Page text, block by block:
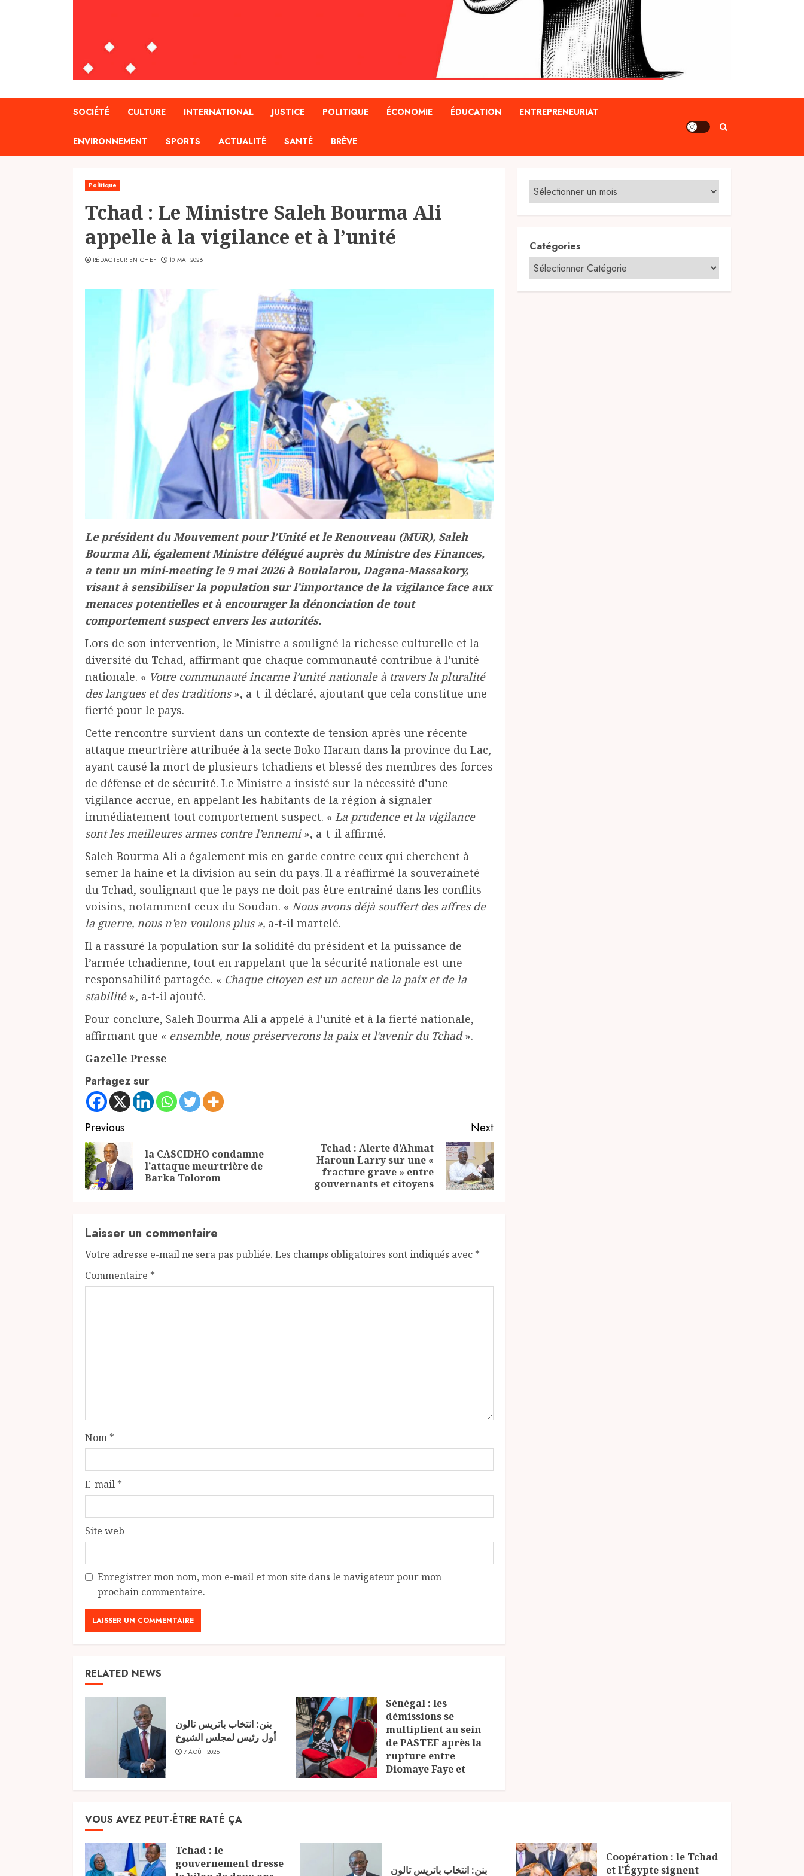
SOCIÉTÉ CULTURE INTERNATIONAL JUSTICE POLITIQUE ÉCONOMIE ÉDUCATION ENTREPRENEURIAT
ENVIRONNEMENT SPORTS ACTUALITÉ SANTÉ BRÈVE
Politique
Tchad : Le Ministre Saleh Bourma Ali
appelle à la vigilance et à l’unité
RÉDACTEUR EN CHEF 10 MAI 2026
Le président du Mouvement pour l’Unité et le Renouveau (MUR), Saleh
Bourma Ali, également Ministre délégué auprès du Ministre des Finances,
a tenu un mini-meeting le 9 mai 2026 à Boulalarou, Dagana-Massakory,
visant à sensibiliser la population sur l’importance de la vigilance face aux
menaces potentielles et à encourager la dénonciation de tout
comportement suspect envers les autorités.
Lors de son intervention, le Ministre a souligné la richesse culturelle et la
diversité du Tchad, affirmant que chaque communauté contribue à l’unité
nationale. « Votre communauté incarne l’unité nationale à travers la pluralité
des langues et des traditions», a-t-il déclaré, ajoutant que cela constitue une
fierté pour le pays.
Cette rencontre survient dans un contexte de tension après une récente
attaque meurtrière attribuée à la secte Boko Haram dans la province du Lac,
ayant causé la mort de plusieurs tchadiens et blessé des membres des forces
de défense et de sécurité. Le Ministre a insisté sur la nécessité d’une
vigilance accrue, en appelant les habitants de la région à signaler
immédiatement tout comportement suspect. « La prudence et la vigilance
sont les meilleures armes contre l’ennemi», a-t-il affirmé.
Saleh Bourma Ali a également mis en garde contre ceux qui cherchent à
semer la haine et la division au sein du pays. Il a réaffirmé la souveraineté
du Tchad, soulignant que le pays ne doit pas être entraîné dans les conflits
voisins, notamment ceux du Soudan. « Nous avons déjà souffert des affres de
la guerre, nous n’en voulons plus », a-t-il martelé.
Il a rassuré la population sur la solidité du président et la puissance de
l’armée tchadienne, tout en rappelant que la sécurité nationale est une
responsabilité partagée. « Chaque citoyen est un acteur de la paix et de la
stabilité », a-t-il ajouté.
Pour conclure, Saleh Bourma Ali a appelé à l’unité et à la fierté nationale,
affirmant que « ensemble, nous préserverons la paix et l’avenir du Tchad».
Gazelle Presse
Partagez sur
Continue
Reading
Previous
Previous
la CASCIDHO condamne
l’attaque meurtrière de
Barka Tolorom
Next
Tchad : Alerte d’Ahmat
Haroun Larry sur une «
fracture grave » entre
gouvernants et citoyens
Laisser un commentaire
Votre adresse e-mail ne sera pas publiée. Les champs obligatoires sont indiqués avec *
Commentaire *
Nom *
E-mail *
Site web
Enregistrer mon nom, mon e-mail et mon site dans le navigateur pour mon
prochain commentaire.
RELATED NEWS
بنن: انتخاب باتريس تالون
أول رئيس لمجلس الشيوخ
7 AOÛT 2026
Sénégal : les
démissions se
multiplient au sein
de PASTEF après la
rupture entre
Diomaye Faye et
Catégories
VOUS AVEZ PEUT-ÊTRE RATÉ ÇA
Tchad : le
gouvernement dresse
بنن: انتخاب باتريس تالون
Coopération : le Tchad
et l’Égypte signent